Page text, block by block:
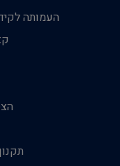
העמותה